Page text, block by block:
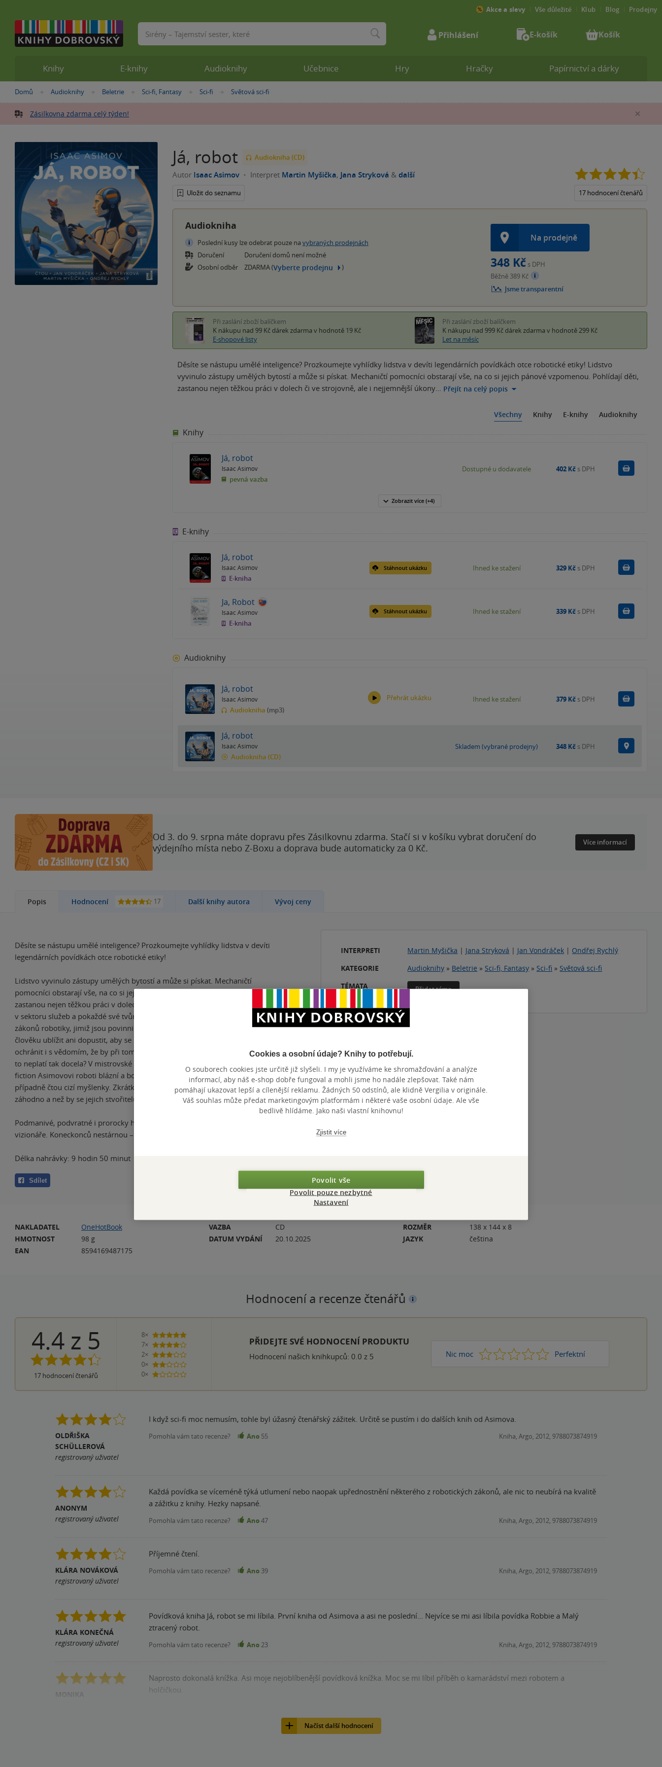
Nacházíte
zde:
Domů »Audioknihy »
Beletrie »
Sci-fi, Fantasy »
Sci-fi »
Světová sci-fi
Zásilkovna zdarma celý týden!
Já, robot Audiokniha (CD)
Autor Isaac Asimov Interpret Martin Myšička, Jana Stryková & další
Uložit do seznamu 17 hodnocení čtenářů
Audiokniha
Poslední kusy lze odebrat pouze na vybraných prodejnách
Doručení
Doručení domů není možné
Osobní odběr
ZDARMA (Vyberte prodejnu )
Na prodejně
348 Kč s DPH
Běžně 389 Kč
Jsme transparentní
Při zaslání zboží balíčkem
K nákupu nad 99 Kč dárek zdarma v hodnotě 19 Kč
E-shopové listy
Při zaslání zboží balíčkem
K nákupu nad 999 Kč dárek zdarma v hodnotě 299 Kč
Let na měsíc
Děsíte se nástupu umělé inteligence? Prozkoumejte vyhlídky lidstva v devíti legendárních povídkách otce robotické etiky! Lidstvo
vyvinulo zástupy umělých bytostí a může si pískat. Mechaničtí pomocníci obstarají vše, na co si jejich pánové vzpomenou. Pohlídají děti,
zastanou nejen těžkou práci v dolech či ve strojovně, ale i nejjemnější úkony… Přejít na celý popis
Všechny Knihy E-knihy Audioknihy
Knihy
Já, robot
Isaac Asimov
pevná vazba
Dostupné u dodavatele 402 Kč s DPH
Zobrazit více (+4)
E-knihy
Já, robot
Isaac Asimov
E-kniha
Stáhnout ukázku Ihned ke stažení 329 Kč s DPH Koupit
Ja, Robot
Isaac Asimov
E-kniha
Stáhnout ukázku Ihned ke stažení 339 Kč s DPH Koupit
Audioknihy
Já, robot
Isaac Asimov
Audiokniha (mp3)
Přehrát ukázku Ihned ke stažení 379 Kč s DPH Koupit
Já, robot
Isaac Asimov
Audiokniha (CD)
Skladem (vybrané prodejny) 348 Kč s DPH
Od 3. do 9. srpna máte dopravu přes Zásilkovnu zdarma. Stačí si v košíku vybrat doručení do
výdejního místa nebo Z-Boxu a doprava bude automaticky za 0 Kč.
Více informací
Popis Hodnocení 17 Další knihy autora Vývoj ceny
Děsíte se nástupu umělé inteligence? Prozkoumejte vyhlídky lidstva v devíti
legendárních povídkách otce robotické etiky!
Lidstvo vyvinulo zástupy umělých bytostí a může si pískat. Mechaničtí
pomocníci obstarají vše, na co si jejich pánové vzpomenou. Pohlídají děti,
zastanou nejen těžkou práci v dolech či ve strojovně, ale i nejjemnější úkony
v sektoru služeb a pokaždé své tvůrce poslechnou na slovo – díky trojici
zákonů robotiky, jimiž jsou povinni se řídit. Podle těchto ustanovení nesmějí
člověku ublížit ani dopustit, aby se mu cokoli přihodilo, dokonce ho musejí
ochránit i s vědomím, že by při tom mohli nadobro přijít o své obvody. Nebo
to neplatí tak docela? V mistrovské povídkové sbírce zlatého věku science
fiction Asimovovi roboti blázní a bouří se, ztrácejí se, rozprávějí o Bohu,
případně čtou cizí myšlenky. Zkrátka se nám podobají víc, než je obecně
záhodno a než by se jejich stvořitelům zamlouvalo…
Podmanivé, podvratné i prorocky hloubavé příběhy z pera geniálního
vizionáře. Koneckonců nestárnou – ba právě naopak!
Délka nahrávky: 9 hodin 50 minut
Sdílet
INTERPRETI Martin Myšička | Jana Stryková | Jan Vondráček | Ondřej Rychlý
KATEGORIE
Audioknihy » Beletrie » Sci-fi, Fantasy » Sci-fi » Světová sci-fi
TÉMATA
Přidat téma
NAKLADATEL
OneHotBook
HMOTNOST
98 g
EAN
8594169487175
VAZBA
CD
DATUM VYDÁNÍ
20.10.2025
ROZMĚR
138 x 144 x 8
JAZYK
čeština
Hodnocení a recenze čtenářů
4.4z 5
17hodnocení čtenářů
8×
5 hvězdiček
7×
4 hvězdičky
2×
3 hvězdičky
0×
2 hvězdičky
0×
1 hvezdička
PŘIDEJTE SVÉ HODNOCENÍ PRODUKTU
Hodnocení našich knihkupců: 0.0 z 5 Nic moc 1 2 3 4 Perfektní
5
OLDŘIŠKA
SCHÜLLEROVÁ
registrovaný uživatel
I když sci-fi moc nemusím, tohle byl úžasný čtenářský zážitek. Určitě se pustím i do dalších knih od Asimova.
Pomohla vám tato recenze? Ano 55 Kniha, Argo, 2012, 9788073874919
ANONYM
registrovaný uživatel
Každá povídka se víceméně týká utlumení nebo naopak upřednostnění některého z robotických zákonů, ale nic to neubírá na kvalitě
a zážitku z knihy. Hezky napsané.
Pomohla vám tato recenze? Ano47 Kniha, Argo, 2012, 9788073874919
KLÁRA NOVÁKOVÁ
registrovaný uživatel
Příjemné čtení.
Pomohla vám tato recenze? Ano 39 Kniha, Argo, 2012, 9788073874919
KLÁRA KONEČNÁ
registrovaný uživatel
Povídková kniha Já, robot se mi líbila. První kniha od Asimova a asi ne poslední... Nejvíce se mi asi líbila povídka Robbie a Malý
ztracený robot.
Pomohla vám tato recenze? Ano 23 Kniha, Argo, 2012, 9788073874919
Naprosto dokonalá knížka. Asi moje nejoblíbenější povídková knížka. Moc se mi líbil příběh o kamarádství mezi robotem a
holčičkou.
Načíst další hodnocení
Knihy E-knihy Audioknihy Učebnice Hry Hračky Papírnictví a dárky
Akce a slevy Vše důležité Klub Blog Prodejny
Vyhledávání Přihlášení E-košík Košík
Cookies a osobní údaje? Knihy to potřebují.
O souborech cookies jste určitě již slyšeli. I my je využíváme ke shromažďování a analýze
informací, aby náš e-shop dobře fungoval a mohli jsme ho nadále zlepšovat. Také nám
pomáhají ukazovat lepší a cílenější reklamu. Žádných 50 odstínů, ale klidně Vergilia v originále.
Váš souhlas může předat marketingovým platformám i některé vaše osobní údaje. Ale vše
bedlivě hlídáme. Jako naši vlastní knihovnu!
Zjistit více
Povolit vše
Povolit pouze nezbytné
Nastavení